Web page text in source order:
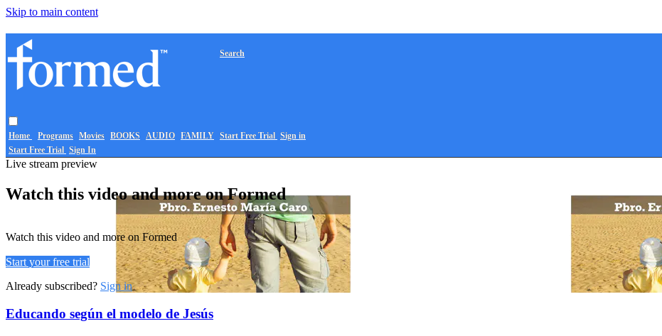
Skip to main content
Home Programs Movies BOOKS AUDIO FAMILY
Search
Start Free Trial Sign in
Start Free Trial Sign In
Live stream preview
Watch this video and more on Formed
Watch this video and more on Formed
Start your free trial
Already subscribed? Sign in
Educando según el modelo de Jesús